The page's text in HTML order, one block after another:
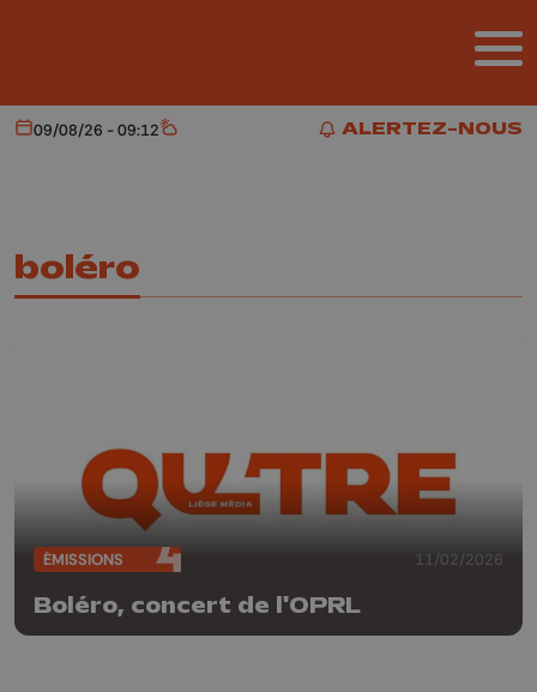
ALERTEZ-NOUS
ALERTEZ-NOUS
Aujourd'hui
09/08/26 - 09:12 Météo
boléro
ÉMISSIONS 11/02/2026
Boléro, concert de l'OPRL